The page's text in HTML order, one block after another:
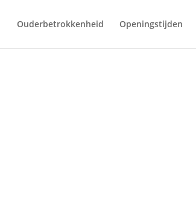
Ouderbetrokkenheid Openingstijden